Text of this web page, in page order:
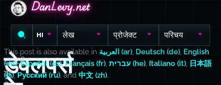
DanLevy.net
DanLevy.net
DanLevy.net
HI लेख प्रोजेक्ट परिचय
डेवलपर्स
2026
के
This post is also available in العربية (ar), Deutsch (de), English
(en),Español (es), Français (fr), עברית (he), Italiano (it), 日本語
(ja),Русский (ru), and 中文 (zh).